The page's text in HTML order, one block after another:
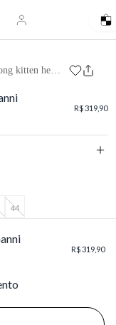
sandália thong kitten heel melissa e ganni
R$ 319,90
44
R$ 319,90